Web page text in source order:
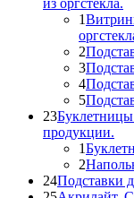
1
2
3
4
5
23
продукции.
1
2
24Подставки